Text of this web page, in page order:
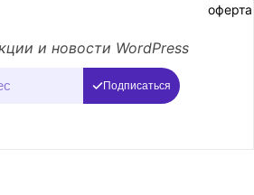
оферта
и новости WordPress
Подписаться